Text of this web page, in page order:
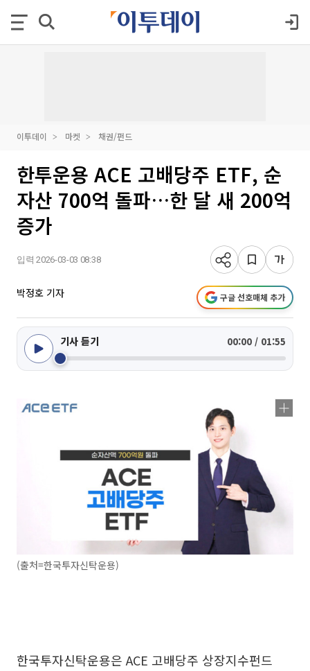
이투데이 마켓 채권/펀드
한투운용 ACE 고배당주 ETF, 순
자산 700억 돌파…한 달 새 200억
증가
입력 2026-03-03 08:38
박정호 기자 구글 선호매체 추가
기사 듣기 00:00 / 01:55
(출처=한국투자신탁운용)
한국투자신탁운용은 ACE 고배당주 상장지수펀드